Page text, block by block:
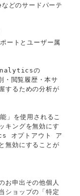
のサードパーテ
トとユーザー属
Analyticsの
閲覧履歴・本サ
するための分析が
を使用されるこ
キングを無効にす
オプトアウト ア
無効にすることが
お申出その他個人
ショップの「特定